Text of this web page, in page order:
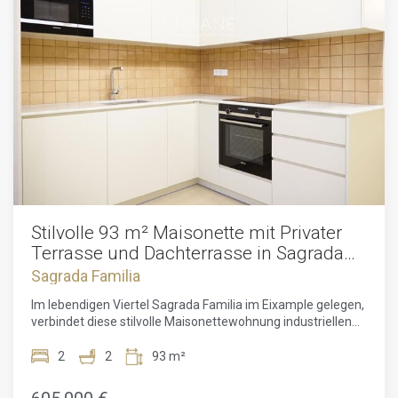
Stilvolle 93 m² Maisonette mit Privater
Terrasse und Dachterrasse in Sagrada
Familia, Eixample
Sagrada Familia
Im lebendigen Viertel Sagrada Familia im Eixample gelegen,
verbindet diese stilvolle Maisonettewohnung industriellen
Zuhause mit Persönlichkeit und Leichtigkeit.Die Wohnung
zwei großzügige Schlafzimmer und zwei Badezimmer,
2 2 93 m²